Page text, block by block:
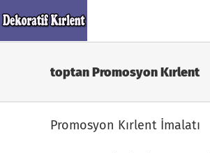
to
toptan Promosyon Kırlent
Promosyon Kırlent İmalatı